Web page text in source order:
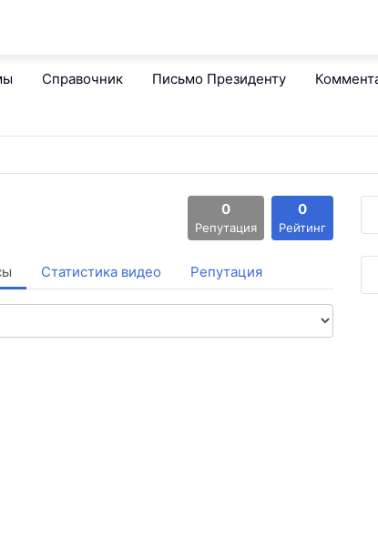
Справочник Письмо Президенту
0
Репутация
0
Рейтинг
Статистика видео Репутация